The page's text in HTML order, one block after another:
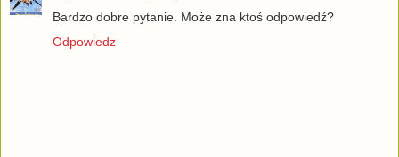
Bardzo dobre pytanie. Może zna ktoś odpowiedź?
Odpowiedz